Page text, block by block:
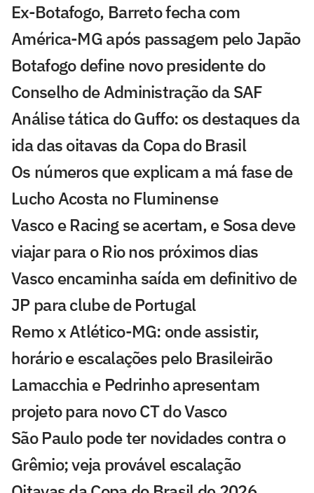
Ex-Botafogo, Barreto fecha com
América-MG após passagem pelo Japão
Botafogo define novo presidente do
Conselho de Administração da SAF
Análise tática do Guffo: os destaques da
ida das oitavas da Copa do Brasil
Os números que explicam a má fase de
Lucho Acosta no Fluminense
Vasco e Racing se acertam, e Sosa deve
viajar para o Rio nos próximos dias
Vasco encaminha saída em definitivo de
JP para clube de Portugal
Remo x Atlético-MG: onde assistir,
horário e escalações pelo Brasileirão
Lamacchia e Pedrinho apresentam
projeto para novo CT do Vasco
São Paulo pode ter novidades contra o
Grêmio; veja provável escalação